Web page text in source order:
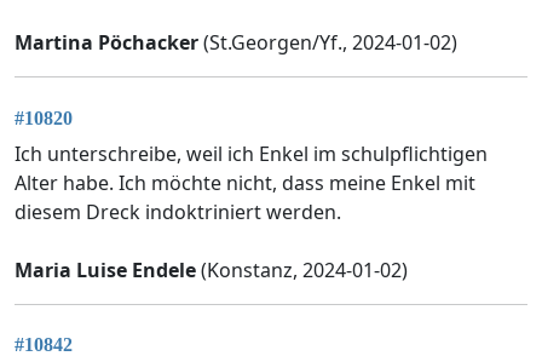
Martina Pöchacker(St.Georgen/Yf., 2024-01-02)
#10820
Ich unterschreibe, weil ich Enkel im schulpflichtigen
Alter habe. Ich möchte nicht, dass meine Enkel mit
diesem Dreck indoktriniert werden.
Maria Luise Endele(Konstanz, 2024-01-02)
#10842